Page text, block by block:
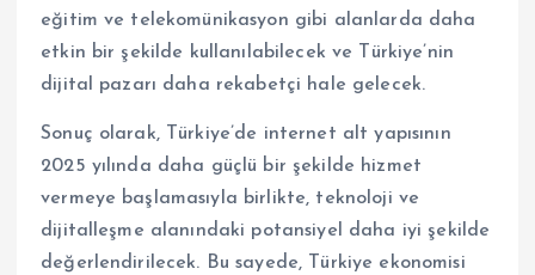
eğitim ve telekomünikasyon gibi alanlarda daha
etkin bir şekilde kullanılabilecek ve Türkiye’nin
dijital pazarı daha rekabetçi hale gelecek.
Sonuç olarak, Türkiye’de internet alt yapısının
2025 yılında daha güçlü bir şekilde hizmet
vermeye başlamasıyla birlikte, teknoloji ve
dijitalleşme alanındaki potansiyel daha iyi şekilde
değerlendirilecek. Bu sayede, Türkiye ekonomisi